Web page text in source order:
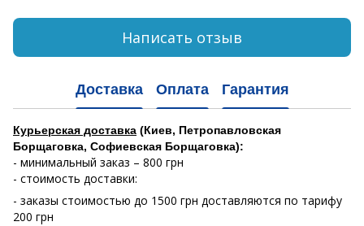
Написать отзыв
Доставка Оплата Гарантия
Курьерская доставка (Киев, Петропавловская
Борщаговка, Софиевская Борщаговка):
- минимальный заказ – 800 грн
- стоимость доставки:
- заказы стоимостью до 1500 грн доставляются по тарифу
200 грн